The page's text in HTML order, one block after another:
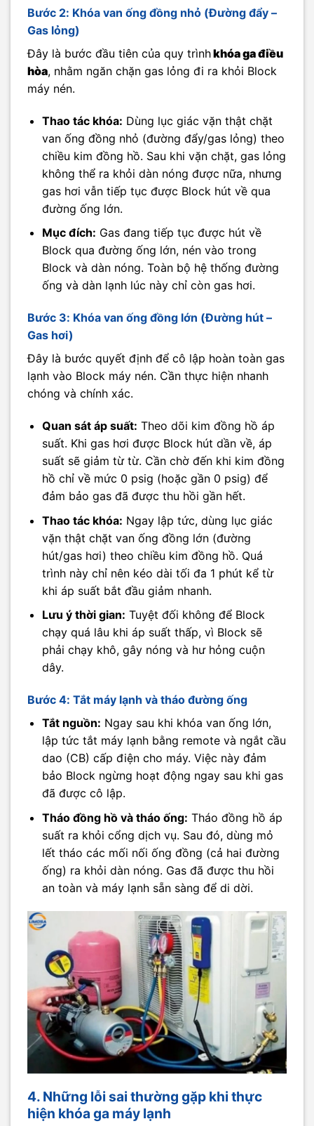
Bước 2: Khóa van ống đồng nhỏ (Đường đẩy –
Gas lỏng)
Đây là bước đầu tiên của quy trìnhkhóa ga điều
hòa, nhằm ngăn chặn gas lỏng đi ra khỏi Block
máy nén.
Thao tác khóa: Dùng lục giác vặn thật chặt
van ống đồng nhỏ (đường đẩy/gas lỏng) theo
chiều kim đồng hồ. Sau khi vặn chặt, gas lỏng
không thể ra khỏi dàn nóng được nữa, nhưng
gas hơi vẫn tiếp tục được Block hút về qua
đường ống lớn.
Mục đích: Gas đang tiếp tục được hút về
Block qua đường ống lớn, nén vào trong
Block và dàn nóng. Toàn bộ hệ thống đường
ống và dàn lạnh lúc này chỉ còn gas hơi.
Bước 3: Khóa van ống đồng lớn (Đường hút –
Gas hơi)
Đây là bước quyết định để cô lập hoàn toàn gas
lạnh vào Block máy nén. Cần thực hiện nhanh
chóng và chính xác.
Quan sát áp suất: Theo dõi kim đồng hồ áp
suất. Khi gas hơi được Block hút dần về, áp
suất sẽ giảm từ từ. Cần chờ đến khi kim đồng
hồ chỉ về mức 0 psig (hoặc gần 0 psig) để
đảm bảo gas đã được thu hồi gần hết.
Thao tác khóa: Ngay lập tức, dùng lục giác
vặn thật chặt van ống đồng lớn (đường
hút/gas hơi) theo chiều kim đồng hồ. Quá
trình này chỉ nên kéo dài tối đa 1 phút kể từ
khi áp suất bắt đầu giảm nhanh.
Lưu ý thời gian: Tuyệt đối không để Block
chạy quá lâu khi áp suất thấp, vì Block sẽ
phải chạy khô, gây nóng và hư hỏng cuộn
dây.
Bước 4: Tắt máy lạnh và tháo đường ống
Tắt nguồn: Ngay sau khi khóa van ống lớn,
lập tức tắt máy lạnh bằng remote và ngắt cầu
dao (CB) cấp điện cho máy. Việc này đảm
bảo Block ngừng hoạt động ngay sau khi gas
đã được cô lập.
Tháo đồng hồ và tháo ống: Tháo đồng hồ áp
suất ra khỏi cổng dịch vụ. Sau đó, dùng mỏ
lết tháo các mối nối ống đồng (cả hai đường
ống) ra khỏi dàn nóng. Gas đã được thu hồi
an toàn và máy lạnh sẵn sàng để di dời.
4. Những lỗi sai thường gặp khi thực
hiện khóa ga máy lạnh